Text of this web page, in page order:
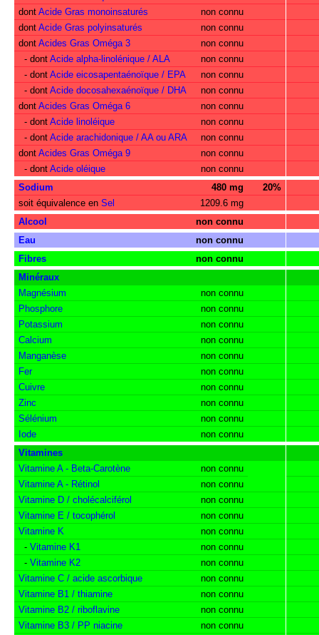
dont Acide Gras monoinsaturés
non connu
dont Acide Gras polyinsaturés
non connu
dont Acides Gras Oméga 3
non connu
- dont Acide alpha-linolénique / ALA
non connu
- dont Acide eicosapentaénoïque / EPA
non connu
- dont Acide docosahexaénoïque / DHA
non connu
dont Acides Gras Oméga 6
non connu
- dont Acide linoléique
non connu
- dont Acide arachidonique / AA ou ARA
non connu
dont Acides Gras Oméga 9
non connu
- dont Acide oléique
non connu
Sodium
480 mg
20%
soit équivalence en Sel
1209.6 mg
Alcool
non connu
Eau
non connu
Fibres
non connu
Minéraux
Magnésium
non connu
Phosphore
non connu
Potassium
non connu
Calcium
non connu
Manganèse
non connu
Fer
non connu
Cuivre
non connu
Zinc
non connu
Sélénium
non connu
Iode
non connu
Vitamines
Vitamine A - Beta-Carotène
non connu
Vitamine A - Rétinol
non connu
Vitamine D / cholécalciférol
non connu
Vitamine E / tocophérol
non connu
Vitamine K
non connu
- Vitamine K1
non connu
- Vitamine K2
non connu
Vitamine C / acide ascorbique
non connu
Vitamine B1 / thiamine
non connu
Vitamine B2 / riboflavine
non connu
Vitamine B3 / PP niacine
non connu